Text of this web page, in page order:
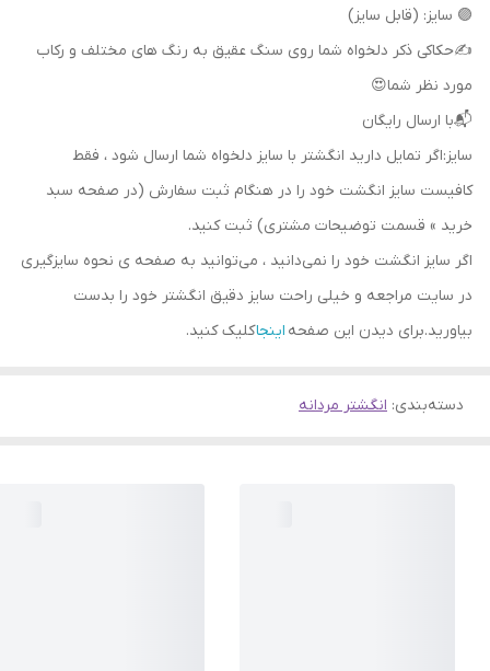
🟣 سایز: (قابل سایز)
✍حکاکی ذکر دلخواه شما روی سنگ عقیق به رنگ های مختلف و رکاب
مورد نظر شما😍
📬با ارسال رایگان
سایز:اگر تمایل دارید انگشتر با سایز دلخواه شما ارسال شود ، فقط
کافیست سایز انگشت خود را در هنگام ثبت سفارش (در صفحه سبد
خرید » قسمت توضیحات مشتری) ثبت کنید.
اگر سایز انگشت خود را نمی‌دانید ، می‌توانید به صفحه ی نحوه سایزگیری
در سایت مراجعه و خیلی راحت سایز دقیق انگشتر خود را بدست
بیاورید.برای دیدن این صفحه اینجاکلیک کنید.
دسته‌بندی: انگشتر مردانه